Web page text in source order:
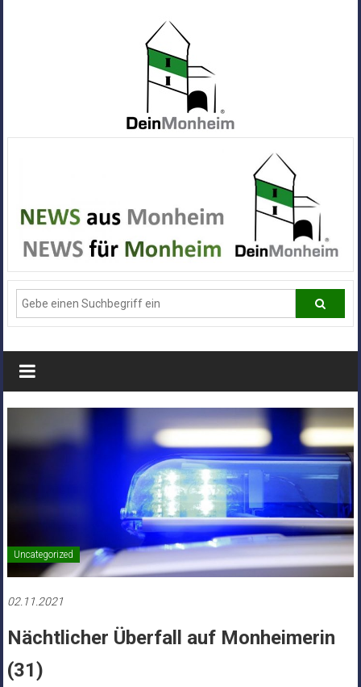
Alle
News
aus
Deiner
Stadt
Monheim
Uncategorized
02.11.2021
Nächtlicher Überfall auf Monheimerin
(31)